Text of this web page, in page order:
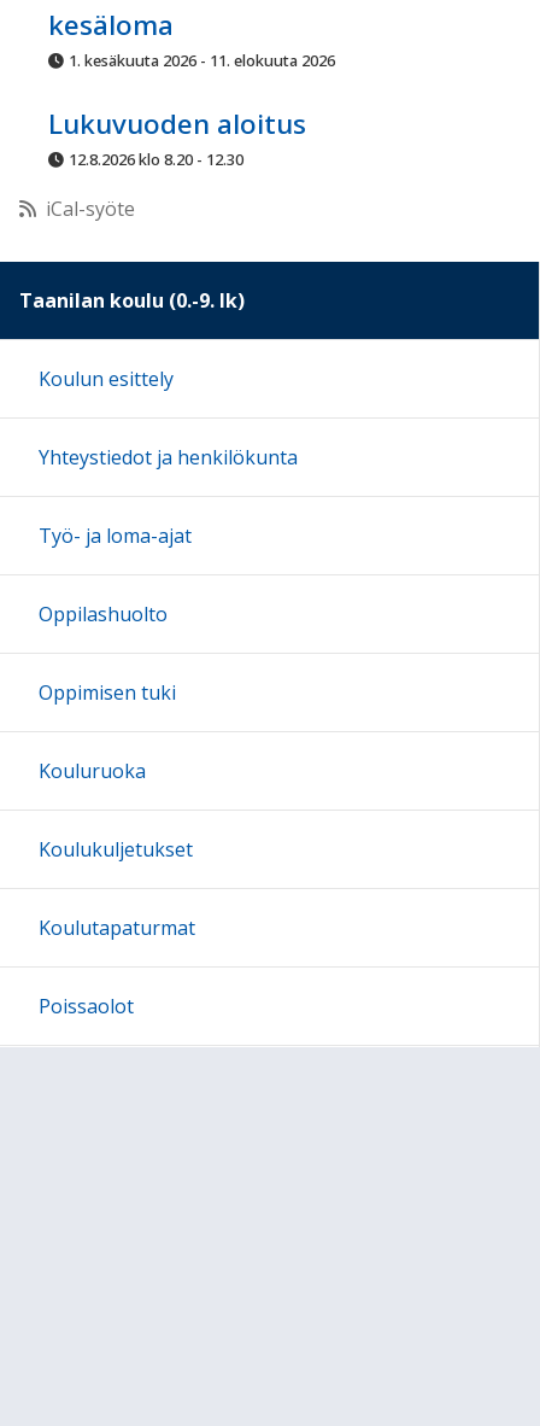
12:00
14:00
15:00
18:00
19:00
20:00
kesäloma
1. kesäkuuta 2026 - 11. elokuuta 2026
Lukuvuoden aloitus
12.8.2026 klo 8.20 - 12.30
iCal-syöte
Taanilan koulu (0.-9. lk)
Koulun esittely
Yhteystiedot ja henkilökunta
Työ- ja loma-ajat
Oppilashuolto
Oppimisen tuki
Kouluruoka
Koulukuljetukset
Koulutapaturmat
Poissaolot